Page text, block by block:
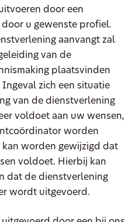
door een
u gewenste profiel.
aanvangt zal
van de
plaatsvinden
Ingeval zich een situatie
van de dienstverlening
voldoet aan uw wensen,
worden
worden gewijzigd dat
voldoet. Hierbij kan
dat de dienstverlening
wordt uitgevoerd.